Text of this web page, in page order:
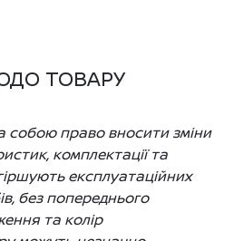
ТОВАРУ
собою право вносити зміни
комплектації та
експлуатаційних
без попереднього
та колір